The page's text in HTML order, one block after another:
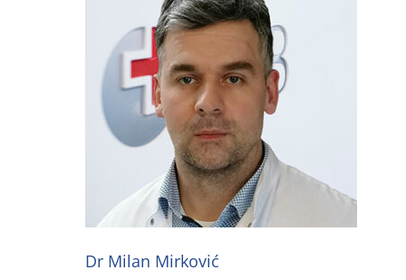
Dr Milan Mirković